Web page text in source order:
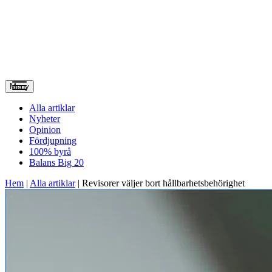
Meny
Alla artiklar
Nyheter
Opinion
Fördjupning
100% byrå
Balans Big 20
Hem | Alla artiklar| Revisorer väljer bort hållbarhetsbehörighet